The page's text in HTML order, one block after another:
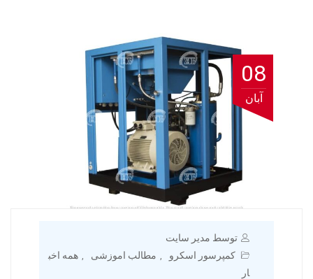
08
آبان
توسط مدیر سایت
کمپرسور اسکرو
مطالب اموزشی
همه اخب
ار